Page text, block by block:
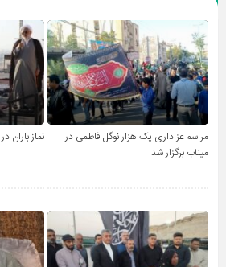
مراسم عزاداری یک هزار نوگل فاطمی در
میناب برگزار شد
نماز باران